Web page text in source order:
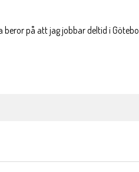
på att jag jobbar deltid i